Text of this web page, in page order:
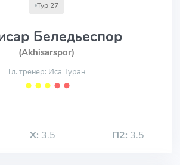
Тур 27
Беледьеспор
(Akhisarspor)
Гл. тренер: Иса Туран
⬤ ⬤ ⬤ ⬤ ⬤
Х: 3.5 П2: 3.5